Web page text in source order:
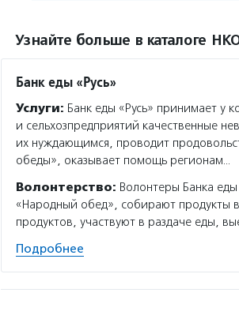
Узнайте больше в каталоге
Банк еды «Русь»
Услуги: Банк еды «Русь» принимает у
и сельхозпредприятий качественные
их нуждающимся, проводит
обеды», оказывает помощь регионам…
Волонтерство: Волонтеры Банка
«Народный обед», собирают продукты
продуктов, участвуют в раздаче еды,
Подробнее